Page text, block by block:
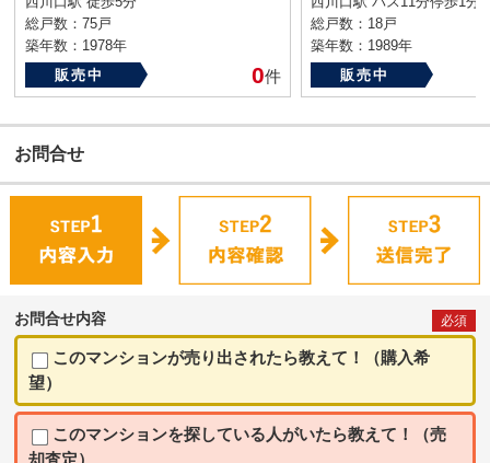
総戸数：75戸
築年数：1978年
販売中
0件
総戸数：18戸
築年数：1989年
販売中
お問合せ
お問合せ内容 必須
このマンションが売り出されたら教えて！（購入希
望）
このマンションを探している人がいたら教えて！（売